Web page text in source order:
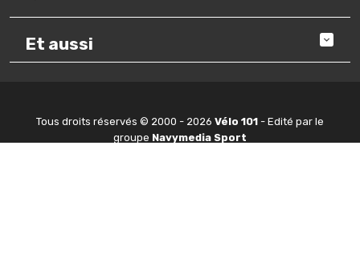
Et aussi
Tous droits réservés © 2000 - 2026 Vélo 101 - Edité par le
groupe Navymedia Sport